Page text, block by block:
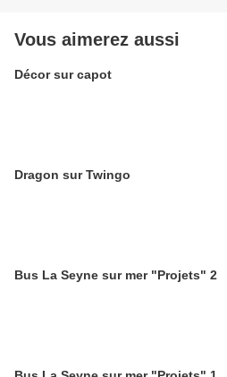
Vous aimerez aussi
Décor sur capot
Dragon sur Twingo
Bus La Seyne sur mer "Projets" 2